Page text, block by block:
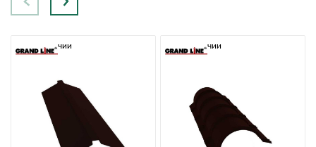
В наличии В наличии